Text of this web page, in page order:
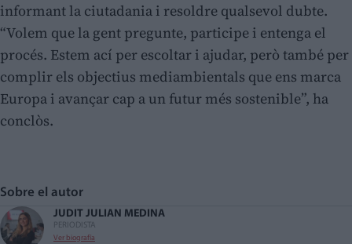
informant la ciutadania i resoldre qualsevol dubte.
“Volem que la gent pregunte, participe i entenga el
procés. Estem ací per escoltar i ajudar, però també per
complir els objectius mediambientals que ens marca
Europa i avançar cap a un futur més sostenible”, ha
conclòs.
Sobre el autor
JUDIT JULIAN MEDINA
PERIODISTA
Ver biografía